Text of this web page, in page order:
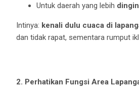
Untuk daerah yang lebih
Intinya: kenali dulu cuaca di
dan tidak rapat, sementara rumput
2. Perhatikan Fungsi Area